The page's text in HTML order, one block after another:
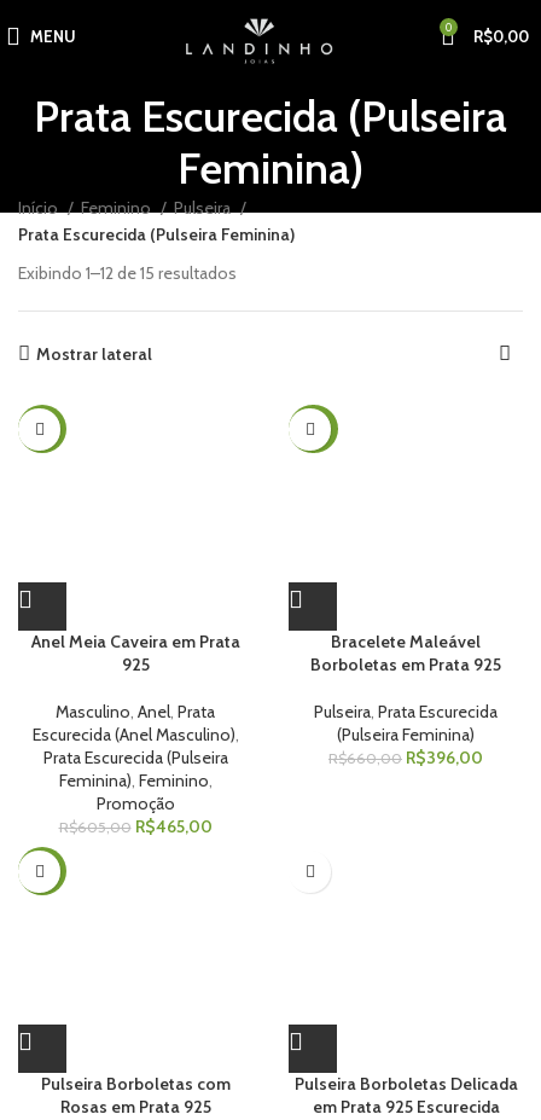
MENU 0 R$0,00
Prata Escurecida (Pulseira
Feminina)
Início Feminino
Pulseira
Prata Escurecida (Pulseira Feminina)
Exibindo 1–12 de 15 resultados
Mostrar lateral
-23%
Anel Meia Caveira em Prata
925
Masculino, Anel, Prata
Escurecida (Anel Masculino),
Prata Escurecida (Pulseira
Feminina), Feminino,
Promoção
R$605,00 R$465,00
-40%
Bracelete Maleável
Borboletas em Prata 925
Pulseira, Prata Escurecida
(Pulseira Feminina)
R$660,00 R$396,00
-25%
Pulseira Borboletas com
Rosas em Prata 925
Pulseira Borboletas Delicada
em Prata 925 Escurecida